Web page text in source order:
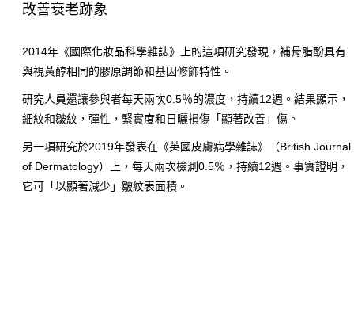
改善衰老跡象
2014年《國際化妝品科學雜誌》上的這項研究發現，補骨脂酚具有
與視黃醇相同的膠原調節和基因修飾特性。
研究人員還讓參與者每天兩次0.5％的濃度，持續12週。結果顯示，
細紋和皺紋，彈性，緊實度和日曬損傷「顯著改善」傷。
另一項研究於2019年發表在《英國皮膚病學雜誌》（British Journal
of Dermatology）上，每天兩次檢測0.5％，持續12週。事實證明，
它可「以顯著減少」皺紋表面積。